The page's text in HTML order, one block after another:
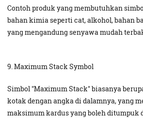
Contoh produk yang membutuhkan
bahan kimia seperti cat, alkohol, bahan
yang mengandung senyawa mudah
9. Maximum Stack Symbol
Simbol "Maximum Stack" biasanya
kotak dengan angka di dalamnya, yang
maksimum kardus yang boleh ditumpuk